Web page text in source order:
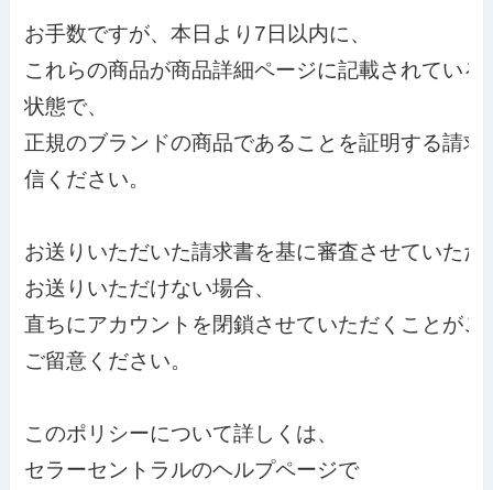
お手数ですが、本日より7日以内に、
これらの商品が商品詳細ページに記載されている
状態で、
正規のブランドの商品であることを証明する請求
お送りいただけない場合、
直ちにアカウント
ご留意ください。
このポリシーについて詳しくは、
セラーセントラルのヘルプページで